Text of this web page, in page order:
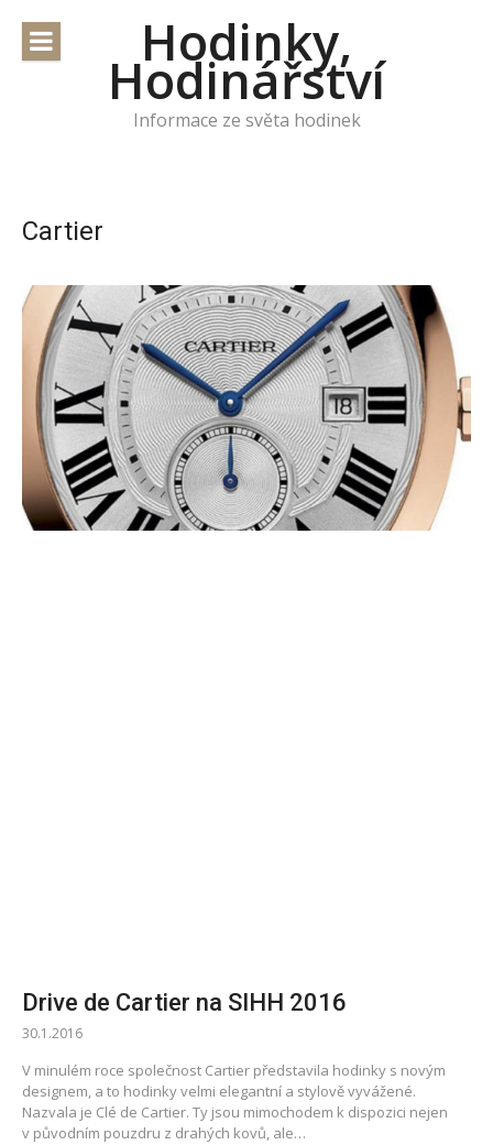
obsah
Hodinky,
Hodinářství
Informace ze světa hodinek
Cartier
Drive de Cartier na SIHH 2016
30.1.2016
V minulém roce společnost Cartier představila hodinky s novým
designem, a to hodinky velmi elegantní a stylově vyvážené.
Nazvala je Clé de Cartier. Ty jsou mimochodem k dispozici nejen
v původním pouzdru z drahých kovů, ale…